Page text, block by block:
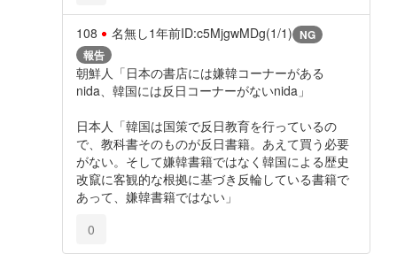
108 名無し1年前ID:c5MjgwMDg(1/1) NG
報告
朝鮮人「日本の書店には嫌韓コーナーがある
nida、韓国には反日コーナーがないnida」
日本人「韓国は国策で反日教育を行っているの
で、教科書そのものが反日書籍。あえて買う必要
がない。そして嫌韓書籍ではなく韓国による歴史
改竄に客観的な根拠に基づき反輪している書籍で
あって、嫌韓書籍ではない」
0